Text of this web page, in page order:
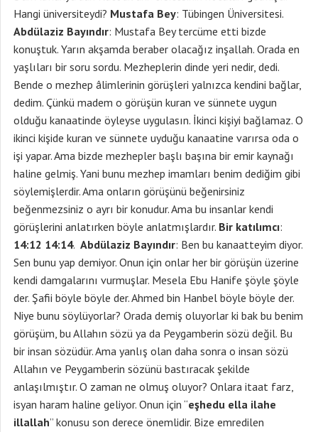
Hangi üniversiteydi? Mustafa Bey: Tübingen Üniversitesi.
Abdülaziz Bayındır: Mustafa Bey tercüme etti bizde
konuştuk. Yarın akşamda beraber olacağız inşallah. Orada en
yaşlıları bir soru sordu. Mezheplerin dinde yeri nedir, dedi.
Bende o mezhep âlimlerinin görüşleri yalnızca kendini bağlar,
dedim. Çünkü madem o görüşün kuran ve sünnete uygun
olduğu kanaatinde öyleyse uygulasın. İkinci kişiyi bağlamaz. O
ikinci kişide kuran ve sünnete uyduğu kanaatine varırsa oda o
işi yapar. Ama bizde mezhepler başlı başına bir emir kaynağı
haline gelmiş. Yani bunu mezhep imamları benim dediğim gibi
söylemişlerdir. Ama onların görüşünü beğenirsiniz
beğenmezsiniz o ayrı bir konudur. Ama bu insanlar kendi
görüşlerini anlatırken böyle anlatmışlardır. Bir katılımcı:
14:12 14:14. Abdülaziz Bayındır: Ben bu kanaatteyim diyor.
Sen bunu yap demiyor. Onun için onlar her bir görüşün üzerine
kendi damgalarını vurmuşlar. Mesela Ebu Hanife şöyle şöyle
der. Şafii böyle böyle der. Ahmed bin Hanbel böyle böyle der.
Niye bunu söylüyorlar? Orada demiş oluyorlar ki bak bu benim
görüşüm, bu Allahın sözü ya da Peygamberin sözü değil. Bu
bir insan sözüdür. Ama yanlış olan daha sonra o insan sözü
Allahın ve Peygamberin sözünü bastıracak şekilde
anlaşılmıştır. O zaman ne olmuş oluyor? Onlara itaat farz,
isyan haram haline geliyor. Onun için “eşhedu ella ilahe
illallah” konusu son derece önemlidir. Bize emredilen